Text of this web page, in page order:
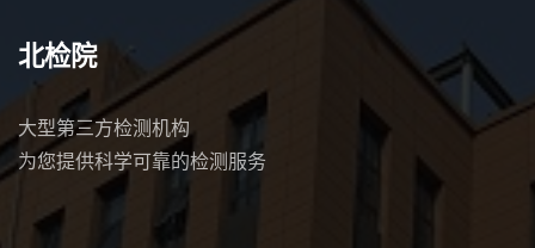
北检院
大型第三方检测机构
为您提供科学可靠的检测服务